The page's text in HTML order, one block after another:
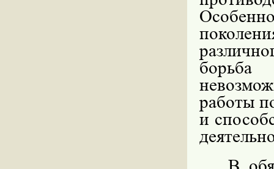
борьба
работы
и